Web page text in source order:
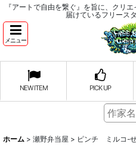
『アートで自由を繋ぐ』を旨に、クリ
届けているフリース
メニュー
NEW ITEM PICK UP
ホーム > 瀬野弁当屋 > ピンチ ミルコ-